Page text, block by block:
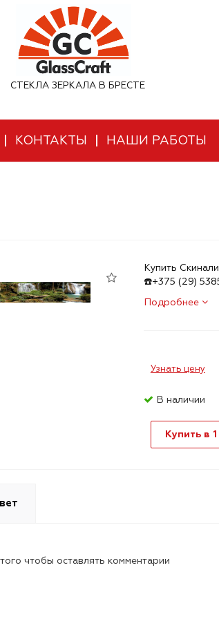
СТЕКЛА ЗЕРКАЛА В БРЕСТЕ
КОНТАКТЫ НАШИ РАБОТЫ
Купить
☎️+375 (29)
Подробнее
Узнать цену
В наличии
Купить в
чтобы оставлять комментарии